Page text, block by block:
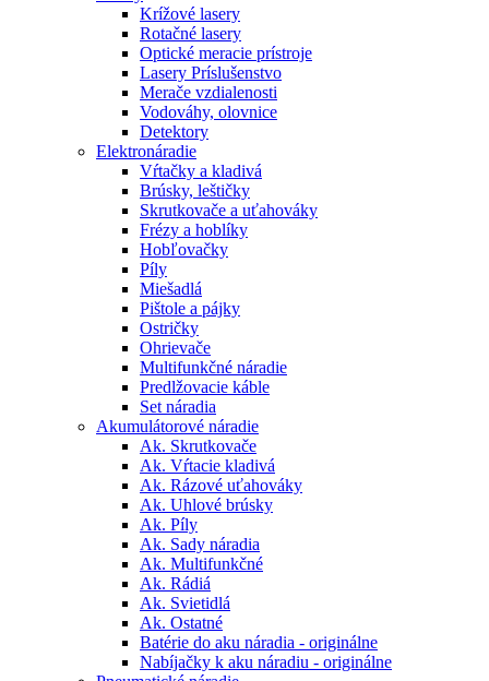
Krížové lasery
Rotačné lasery
Optické meracie prístroje
Lasery Príslušenstvo
Merače vzdialenosti
Vodováhy, olovnice
Detektory
Elektronáradie
Vŕtačky a kladivá
Brúsky, leštičky
Skrutkovače a uťahováky
Frézy a hoblíky
Hobľovačky
Píly
Miešadlá
Pištole a pájky
Ostričky
Ohrievače
Multifunkčné náradie
Predlžovacie káble
Set náradia
Akumulátorové náradie
Ak. Skrutkovače
Ak. Vŕtacie kladivá
Ak. Rázové uťahováky
Ak. Uhlové brúsky
Ak. Píly
Ak. Sady náradia
Ak. Multifunkčné
Ak. Rádiá
Ak. Svietidlá
Ak. Ostatné
Batérie do aku náradia - originálne
Nabíjačky k aku náradiu - originálne